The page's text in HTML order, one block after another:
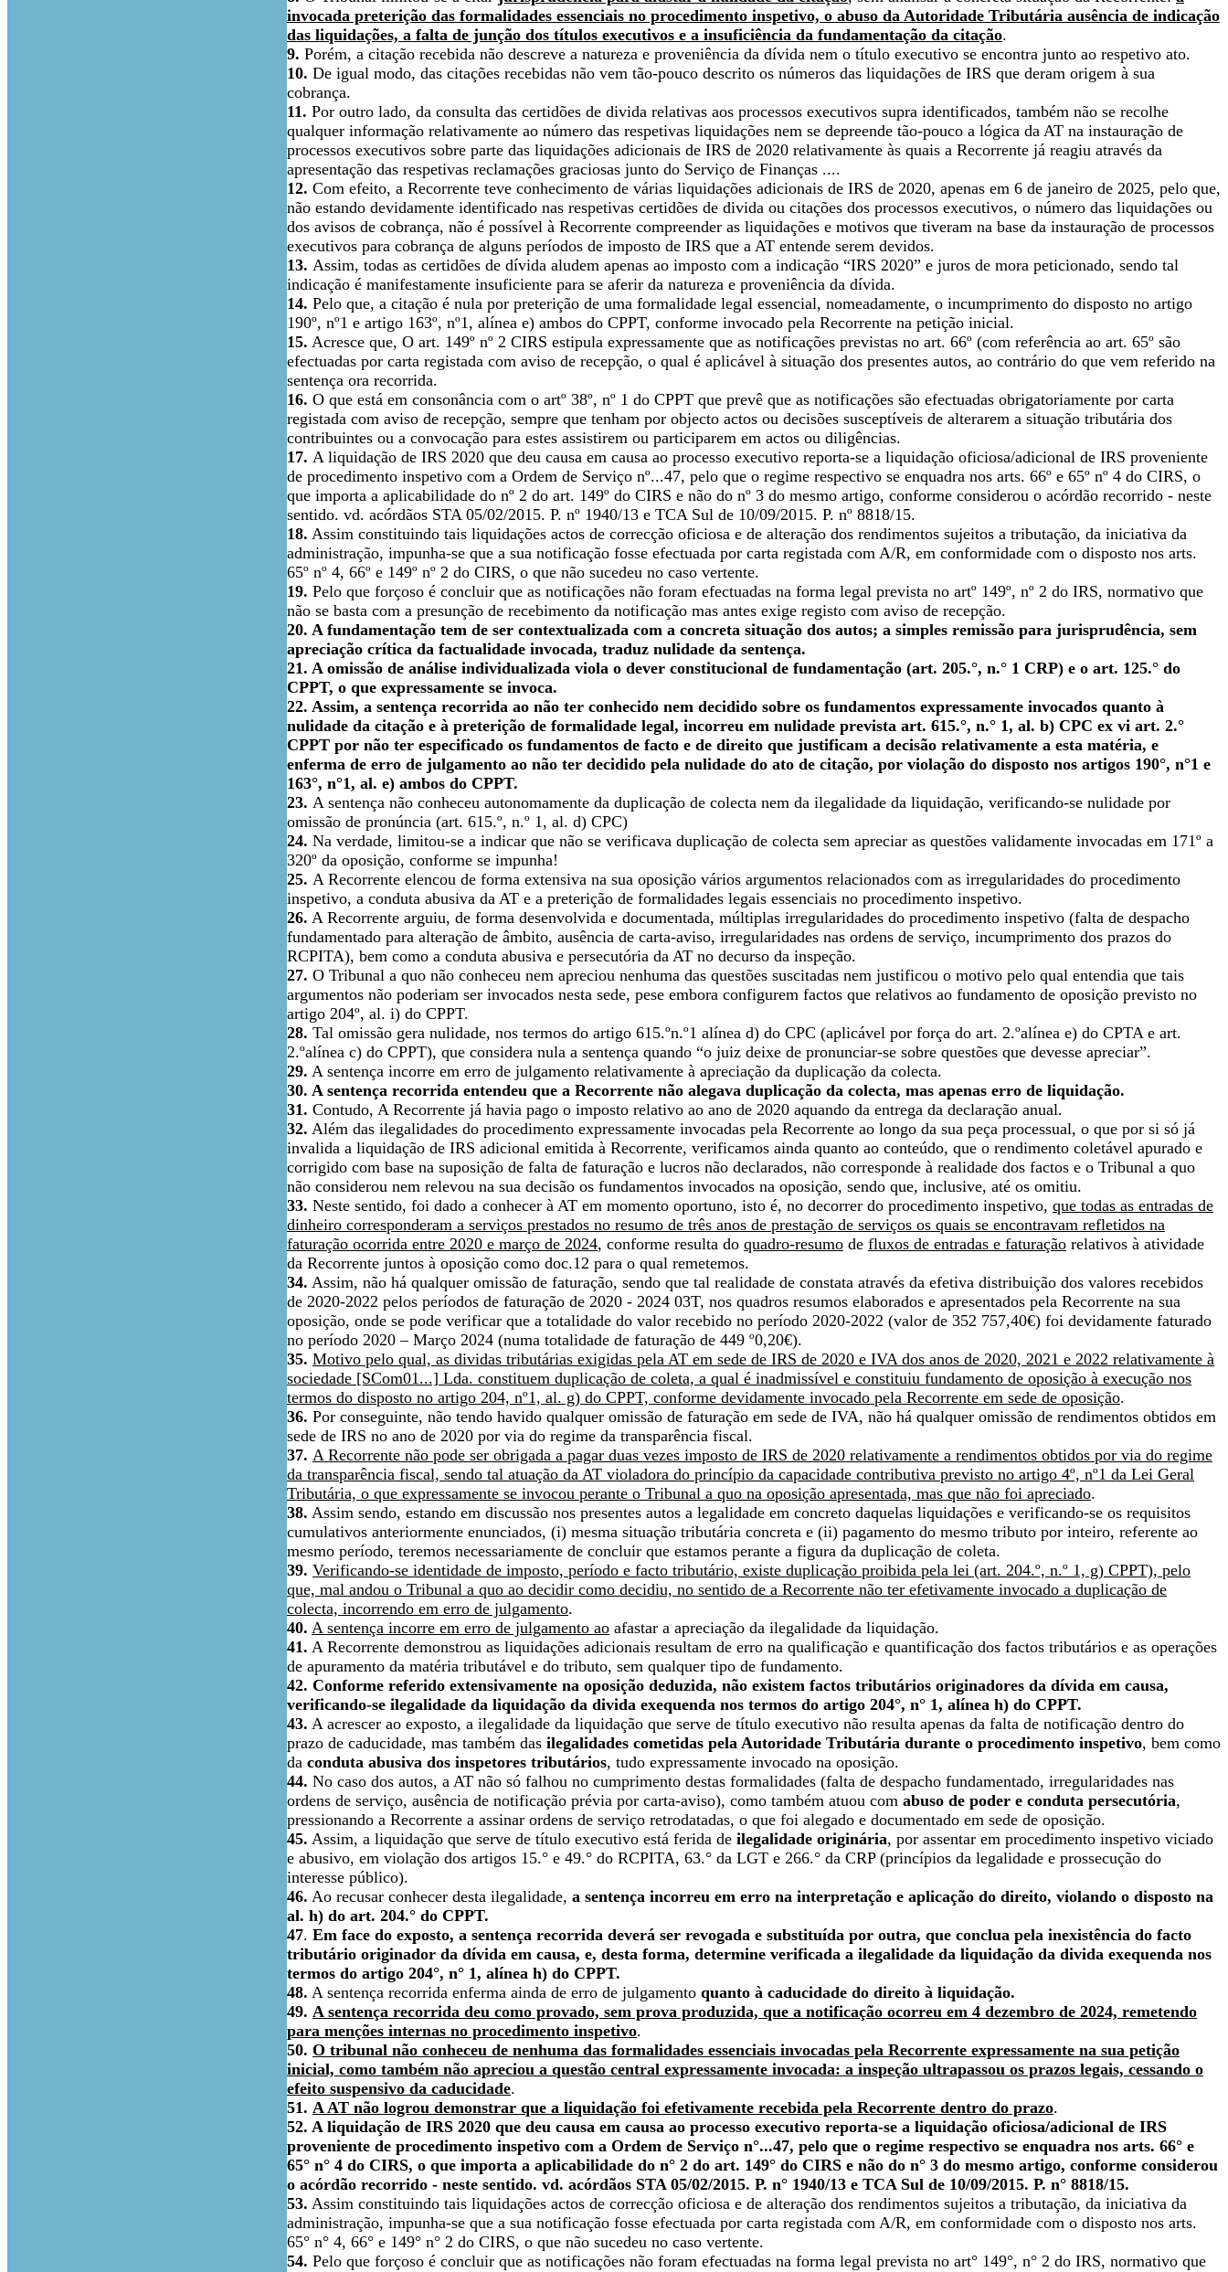
invocada preterição das formalidades essenciais no procedimento inspetivo, o abuso da Autoridade Tributária ausência de indicação
das liquidações, a falta de junção dos títulos executivos e a insuficiência da fundamentação da citação.
9. Porém, a citação recebida não descreve a natureza e proveniência da dívida nem o título executivo se encontra junto ao respetivo ato.
10. De igual modo, das citações recebidas não vem tão-pouco descrito os números das liquidações de IRS que deram origem à sua
cobrança.
11. Por outro lado, da consulta das certidões de divida relativas aos processos executivos supra identificados, também não se recolhe
qualquer informação relativamente ao número das respetivas liquidações nem se depreende tão-pouco a lógica da AT na instauração de
processos executivos sobre parte das liquidações adicionais de IRS de 2020 relativamente às quais a Recorrente já reagiu através da
apresentação das respetivas reclamações graciosas junto do Serviço de Finanças ....
12. Com efeito, a Recorrente teve conhecimento de várias liquidações adicionais de IRS de 2020, apenas em 6 de janeiro de 2025, pelo que,
não estando devidamente identificado nas respetivas certidões de divida ou citações dos processos executivos, o número das liquidações ou
dos avisos de cobrança, não é possível à Recorrente compreender as liquidações e motivos que tiveram na base da instauração de processos
executivos para cobrança de alguns períodos de imposto de IRS que a AT entende serem devidos.
13. Assim, todas as certidões de dívida aludem apenas ao imposto com a indicação “IRS 2020” e juros de mora peticionado, sendo tal
indicação é manifestamente insuficiente para se aferir da natureza e proveniência da dívida.
14. Pelo que, a citação é nula por preterição de uma formalidade legal essencial, nomeadamente, o incumprimento do disposto no artigo
190º, nº1 e artigo 163º, nº1, alínea e) ambos do CPPT, conforme invocado pela Recorrente na petição inicial.
15. Acresce que, O art. 149º nº 2 CIRS estipula expressamente que as notificações previstas no art. 66º (com referência ao art. 65º são
efectuadas por carta registada com aviso de recepção, o qual é aplicável à situação dos presentes autos, ao contrário do que vem referido na
sentença ora recorrida.
16. O que está em consonância com o artº 38º, nº 1 do CPPT que prevê que as notificações são efectuadas obrigatoriamente por carta
registada com aviso de recepção, sempre que tenham por objecto actos ou decisões susceptíveis de alterarem a situação tributária dos
contribuintes ou a convocação para estes assistirem ou participarem em actos ou diligências.
17. A liquidação de IRS 2020 que deu causa em causa ao processo executivo reporta-se a liquidação oficiosa/adicional de IRS proveniente
de procedimento inspetivo com a Ordem de Serviço nº...47, pelo que o regime respectivo se enquadra nos arts. 66º e 65º nº 4 do CIRS, o
que importa a aplicabilidade do nº 2 do art. 149º do CIRS e não do nº 3 do mesmo artigo, conforme considerou o acórdão recorrido - neste
sentido. vd. acórdãos STA 05/02/2015. P. nº 1940/13 e TCA Sul de 10/09/2015. P. nº 8818/15.
18. Assim constituindo tais liquidações actos de correcção oficiosa e de alteração dos rendimentos sujeitos a tributação, da iniciativa da
administração, impunha-se que a sua notificação fosse efectuada por carta registada com A/R, em conformidade com o disposto nos arts.
65º nº 4, 66º e 149º nº 2 do CIRS, o que não sucedeu no caso vertente.
19. Pelo que forçoso é concluir que as notificações não foram efectuadas na forma legal prevista no artº 149º, nº 2 do IRS, normativo que
não se basta com a presunção de recebimento da notificação mas antes exige registo com aviso de recepção.
20. A fundamentação tem de ser contextualizada com a concreta situação dos autos; a simples remissão para jurisprudência, sem
apreciação crítica da factualidade invocada, traduz nulidade da sentença.
21. A omissão de análise individualizada viola o dever constitucional de fundamentação (art. 205.°, n.° 1 CRP) e o art. 125.° do
CPPT, o que expressamente se invoca.
22. Assim, a sentença recorrida ao não ter conhecido nem decidido sobre os fundamentos expressamente invocados quanto à
nulidade da citação e à preterição de formalidade legal, incorreu em nulidade prevista art. 615.°, n.° 1, al. b) CPC ex vi art. 2.°
CPPT por não ter especificado os fundamentos de facto e de direito que justificam a decisão relativamente a esta matéria, e
enferma de erro de julgamento ao não ter decidido pela nulidade do ato de citação, por violação do disposto nos artigos 190°, n°1 e
163°, n°1, al. e) ambos do CPPT.
23. A sentença não conheceu autonomamente da duplicação de colecta nem da ilegalidade da liquidação, verificando-se nulidade por
omissão de pronúncia (art. 615.º, n.º 1, al. d) CPC)
24. Na verdade, limitou-se a indicar que não se verificava duplicação de colecta sem apreciar as questões validamente invocadas em 171º a
320º da oposição, conforme se impunha!
25. A Recorrente elencou de forma extensiva na sua oposição vários argumentos relacionados com as irregularidades do procedimento
inspetivo, a conduta abusiva da AT e a preterição de formalidades legais essenciais no procedimento inspetivo.
26. A Recorrente arguiu, de forma desenvolvida e documentada, múltiplas irregularidades do procedimento inspetivo (falta de despacho
fundamentado para alteração de âmbito, ausência de carta-aviso, irregularidades nas ordens de serviço, incumprimento dos prazos do
RCPITA), bem como a conduta abusiva e persecutória da AT no decurso da inspeção.
27. O Tribunal a quo não conheceu nem apreciou nenhuma das questões suscitadas nem justificou o motivo pelo qual entendia que tais
argumentos não poderiam ser invocados nesta sede, pese embora configurem factos que relativos ao fundamento de oposição previsto no
artigo 204º, al. i) do CPPT.
28. Tal omissão gera nulidade, nos termos do artigo 615.ºn.º1 alínea d) do CPC (aplicável por força do art. 2.ºalínea e) do CPTA e art.
2.ºalínea c) do CPPT), que considera nula a sentença quando “o juiz deixe de pronunciar-se sobre questões que devesse apreciar”.
29. A sentença incorre em erro de julgamento relativamente à apreciação da duplicação da colecta.
30. A sentença recorrida entendeu que a Recorrente não alegava duplicação da colecta, mas apenas erro de liquidação.
31. Contudo, A Recorrente já havia pago o imposto relativo ao ano de 2020 aquando da entrega da declaração anual.
32. Além das ilegalidades do procedimento expressamente invocadas pela Recorrente ao longo da sua peça processual, o que por si só já
invalida a liquidação de IRS adicional emitida à Recorrente, verificamos ainda quanto ao conteúdo, que o rendimento coletável apurado e
corrigido com base na suposição de falta de faturação e lucros não declarados, não corresponde à realidade dos factos e o Tribunal a quo
não considerou nem relevou na sua decisão os fundamentos invocados na oposição, sendo que, inclusive, até os omitiu.
33. Neste sentido, foi dado a conhecer à AT em momento oportuno, isto é, no decorrer do procedimento inspetivo, que todas as entradas de
dinheiro corresponderam a serviços prestados no resumo de três anos de prestação de serviços os quais se encontravam refletidos na
faturação ocorrida entre 2020 e março de 2024, conforme resulta do quadro-resumo de fluxos de entradas e faturação relativos à atividade
da Recorrente juntos à oposição como doc.12 para o qual remetemos.
34. Assim, não há qualquer omissão de faturação, sendo que tal realidade de constata através da efetiva distribuição dos valores recebidos
de 2020-2022 pelos períodos de faturação de 2020 - 2024 03T, nos quadros resumos elaborados e apresentados pela Recorrente na sua
oposição, onde se pode verificar que a totalidade do valor recebido no período 2020-2022 (valor de 352 757,40€) foi devidamente faturado
no período 2020 – Março 2024 (numa totalidade de faturação de 449 º0,20€).
35. Motivo pelo qual, as dividas tributárias exigidas pela AT em sede de IRS de 2020 e IVA dos anos de 2020, 2021 e 2022 relativamente à
sociedade [SCom01...] Lda. constituem duplicação de coleta, a qual é inadmissível e constituiu fundamento de oposição à execução nos
termos do disposto no artigo 204, nº1, al. g) do CPPT, conforme devidamente invocado pela Recorrente em sede de oposição.
36. Por conseguinte, não tendo havido qualquer omissão de faturação em sede de IVA, não há qualquer omissão de rendimentos obtidos em
sede de IRS no ano de 2020 por via do regime da transparência fiscal.
37. A Recorrente não pode ser obrigada a pagar duas vezes imposto de IRS de 2020 relativamente a rendimentos obtidos por via do regime
da transparência fiscal, sendo tal atuação da AT violadora do princípio da capacidade contributiva previsto no artigo 4º, nº1 da Lei Geral
Tributária, o que expressamente se invocou perante o Tribunal a quo na oposição apresentada, mas que não foi apreciado.
38. Assim sendo, estando em discussão nos presentes autos a legalidade em concreto daquelas liquidações e verificando-se os requisitos
cumulativos anteriormente enunciados, (i) mesma situação tributária concreta e (ii) pagamento do mesmo tributo por inteiro, referente ao
mesmo período, teremos necessariamente de concluir que estamos perante a figura da duplicação de coleta.
39. Verificando-se identidade de imposto, período e facto tributário, existe duplicação proibida pela lei (art. 204.º, n.º 1, g) CPPT), pelo
que, mal andou o Tribunal a quo ao decidir como decidiu, no sentido de a Recorrente não ter efetivamente invocado a duplicação de
colecta, incorrendo em erro de julgamento.
40. A sentença incorre em erro de julgamento ao afastar a apreciação da ilegalidade da liquidação.
41. A Recorrente demonstrou as liquidações adicionais resultam de erro na qualificação e quantificação dos factos tributários e as operações
de apuramento da matéria tributável e do tributo, sem qualquer tipo de fundamento.
42. Conforme referido extensivamente na oposição deduzida, não existem factos tributários originadores da dívida em causa,
verificando-se ilegalidade da liquidação da divida exequenda nos termos do artigo 204°, n° 1, alínea h) do CPPT.
43. A acrescer ao exposto, a ilegalidade da liquidação que serve de título executivo não resulta apenas da falta de notificação dentro do
prazo de caducidade, mas também das ilegalidades cometidas pela Autoridade Tributária durante o procedimento inspetivo, bem como
da conduta abusiva dos inspetores tributários, tudo expressamente invocado na oposição.
44. No caso dos autos, a AT não só falhou no cumprimento destas formalidades (falta de despacho fundamentado, irregularidades nas
ordens de serviço, ausência de notificação prévia por carta-aviso), como também atuou com abuso de poder e conduta persecutória,
pressionando a Recorrente a assinar ordens de serviço retrodatadas, o que foi alegado e documentado em sede de oposição.
45. Assim, a liquidação que serve de título executivo está ferida de ilegalidade originária, por assentar em procedimento inspetivo viciado
e abusivo, em violação dos artigos 15.° e 49.° do RCPITA, 63.° da LGT e 266.° da CRP (princípios da legalidade e prossecução do
interesse público).
46. Ao recusar conhecer desta ilegalidade, a sentença incorreu em erro na interpretação e aplicação do direito, violando o disposto na
al. h) do art. 204.° do CPPT.
47. Em face do exposto, a sentença recorrida deverá ser revogada e substituída por outra, que conclua pela inexistência do facto
tributário originador da dívida em causa, e, desta forma, determine verificada a ilegalidade da liquidação da divida exequenda nos
termos do artigo 204°, n° 1, alínea h) do CPPT.
48. A sentença recorrida enferma ainda de erro de julgamento quanto à caducidade do direito à liquidação.
49. A sentença recorrida deu como provado, sem prova produzida, que a notificação ocorreu em 4 dezembro de 2024, remetendo
para menções internas no procedimento inspetivo.
50. O tribunal não conheceu de nenhuma das formalidades essenciais invocadas pela Recorrente expressamente na sua petição
inicial, como também não apreciou a questão central expressamente invocada: a inspeção ultrapassou os prazos legais, cessando o
efeito suspensivo da caducidade.
51. A AT não logrou demonstrar que a liquidação foi efetivamente recebida pela Recorrente dentro do prazo.
52. A liquidação de IRS 2020 que deu causa em causa ao processo executivo reporta-se a liquidação oficiosa/adicional de IRS
proveniente de procedimento inspetivo com a Ordem de Serviço n°...47, pelo que o regime respectivo se enquadra nos arts. 66° e
65° n° 4 do CIRS, o que importa a aplicabilidade do n° 2 do art. 149° do CIRS e não do n° 3 do mesmo artigo, conforme considerou
o acórdão recorrido - neste sentido. vd. acórdãos STA 05/02/2015. P. n° 1940/13 e TCA Sul de 10/09/2015. P. n° 8818/15.
53. Assim constituindo tais liquidações actos de correcção oficiosa e de alteração dos rendimentos sujeitos a tributação, da iniciativa da
administração, impunha-se que a sua notificação fosse efectuada por carta registada com A/R, em conformidade com o disposto nos arts.
65° n° 4, 66° e 149° n° 2 do CIRS, o que não sucedeu no caso vertente.
54. Pelo que forçoso é concluir que as notificações não foram efectuadas na forma legal prevista no art° 149°, n° 2 do IRS, normativo que